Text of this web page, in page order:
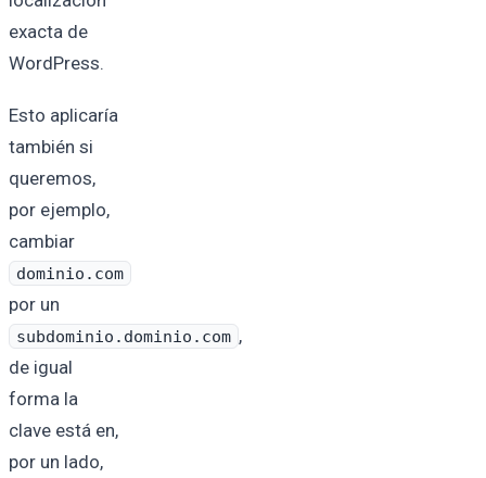
exacta de
WordPress.
Esto aplicaría
también si
queremos,
por ejemplo,
cambiar
dominio.com
por un
subdominio.dominio.com ,
de igual
forma la
clave está en,
por un lado,